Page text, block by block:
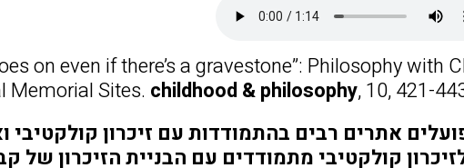
on even if there’s a gravestone”: Philosophy with
Memorial Sites. childhood & philosophy, 10, 421-
אתרים רבים בהתמודדות עם זיכרון קולקטיבי
קולקטיבי מתמודדים עם הבניית הזיכרון של